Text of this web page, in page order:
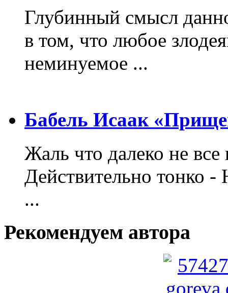
Глубинный смысл
в том, что любое
неминуемое ...
Бабель Исаак
Жаль что далеко не
Действительно тонко
...
Рекомендуем автора